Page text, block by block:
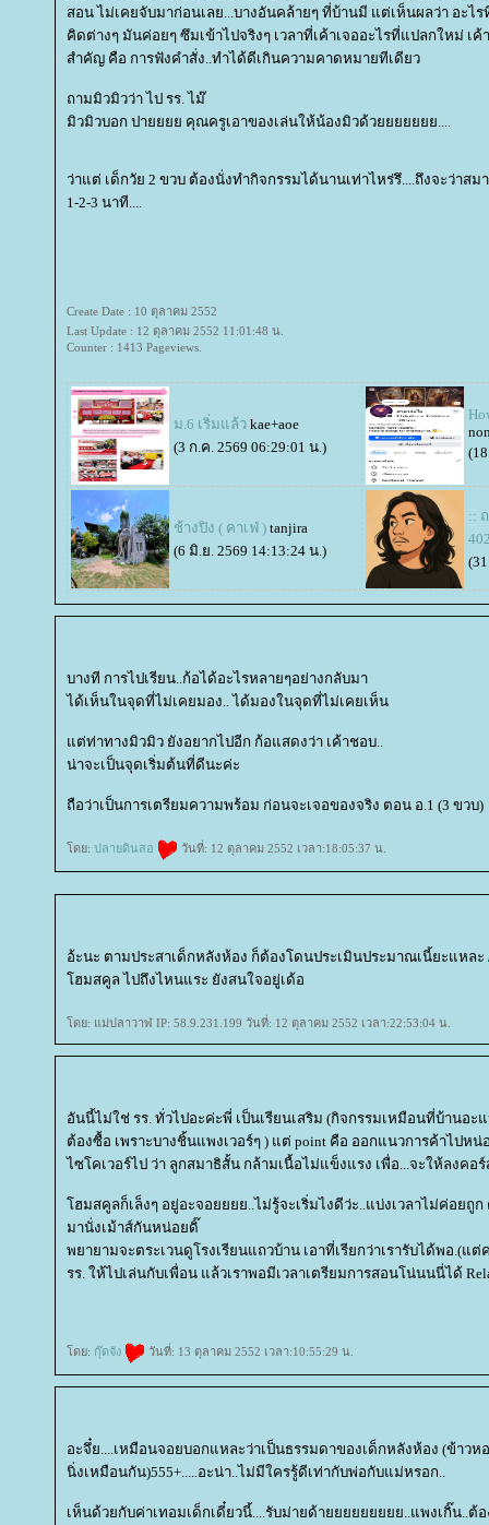
สอน ไม่เคยจับมาก่อนเลย...บางอันคล้ายๆ ที่บ้านมี แต่เห็นผลว่า อะไ
คิดต่างๆ มันค่อยๆ ซึมเข้าไปจริงๆ เวลาที่เค้าเจออะไรที่แปลกใหม่ เ
สำคัญ คือ การฟังคำสั่ง..ทำได้ดีเกินความคาดหมายทีเดียว
ถามมิวมิวว่า ไป รร. ไม๊
มิวมิวบอก ปายยยย คุณครูเอาของเล่นให้น้องมิวด้วยยยยยยย....
ว่าแต่ เด็กวัย 2 ขวบ ต้องนั่งทำกิจกรรมได้นานเท่าไหร่รึ....ถึงจะว่าสม
1-2-3 นาที....
Create Date : 10 ตุลาคม 2552
Last Update : 12 ตุลาคม 2552 11:01:48 น.
Counter : 1413 Pageviews.
ม.6 เริ่มแล้ว kae+aoe
(3 ก.ค. 2569 06:29:01 น.)
ช้างปิง ( คาเฟ่ ) tanjira
(6 มิ.ย. 2569 14:13:24 น.)
::
บางที การไปเรียน..ก้อได้อะไรหลายๆอย่างกลับมา
ได้เห็นในจุดที่ไม่เคยมอง.. ได้มองในจุดที่ไม่เคยเห็น
ต่ท่าทางมิวมิว ยังอยากไปอีก ก้อแสดงว่า เค้าชอบ..
น่าจะเป็นจุดเริ่มต้นที่ดีนะค่ะ
ถือว่าเป็นการเตรียมความพร้อม ก่อนจะเจอของจริง ตอน อ.1 (3 ขวบ)
ดย: ปลายดินสอ วันที่: 12 ตุลาคม 2552 เวลา:18:05:37 น.
อ้ะนะ ตามประสาเด็กหลังห้อง ก็ต้องโดนประเมินประมาณเนี้ยะแห
ฮมสคูล ไปถึงไหนแระ ยังสนใจอยู่เด้อ
ดย: แม่ปลาวาฬ IP: 58.9.231.199 วันที่: 12 ตุลาคม 2552 เวลา:22:53:04 น.
อันนี้ไม่ใช่ รร. ทั่วไปอะค่ะพี่ เป็นเรียนเสริม (กิจกรรมเหมือนที่บ้านอะ
ต้องซื้อ เพราะบางชิ้นแพงเวอร์ๆ ) แต่ point คือ ออกแนวการค้าไปหน่
ไซโคเวอร์ไป ว่า ลูกสมาธิสั้น กล้ามเนื้อไม่แข็งแรง เพื่อ...จะให้ลงคอร์
ฮมสคูลก็เล็งๆ อยู่อะจอยยยย..ไม่รู้จะเริ่มไงดีว่ะ..แบ่งเวลาไม่ค่อยถู
มานั่งเม้าส์กันหน่อยดิ๊
พยายามจะตระเวนดูโรงเรียนแถวบ้าน เอาที่เรียกว่าเรารับได้พอ.(แ
รร. ให้ไปเล่นกับเพื่อน แล้วเราพอมีเวลาเตรียมการสอนโน่นนนี่ได้
ดย: กุ๊ดจัง วันที่: 13 ตุลาคม 2552 เวลา:10:55:29 น.
อะจึ๋ย....เหมือนจอยบอกแหละว่าเป็นธรรมดาของเด็กหลังห้อง (ข้าว
นิ่งเหมือนกัน)555+.....อะน่า..ไม่มีใครรู้ดีเท่ากับพ่อกับแม่หรอก..
เห็นด้วยกับค่าเทอมเด็กเดี๋ยวนี้....รับม่ายด้ายยยยยยยยย..แพงเกิ๊น..ต้